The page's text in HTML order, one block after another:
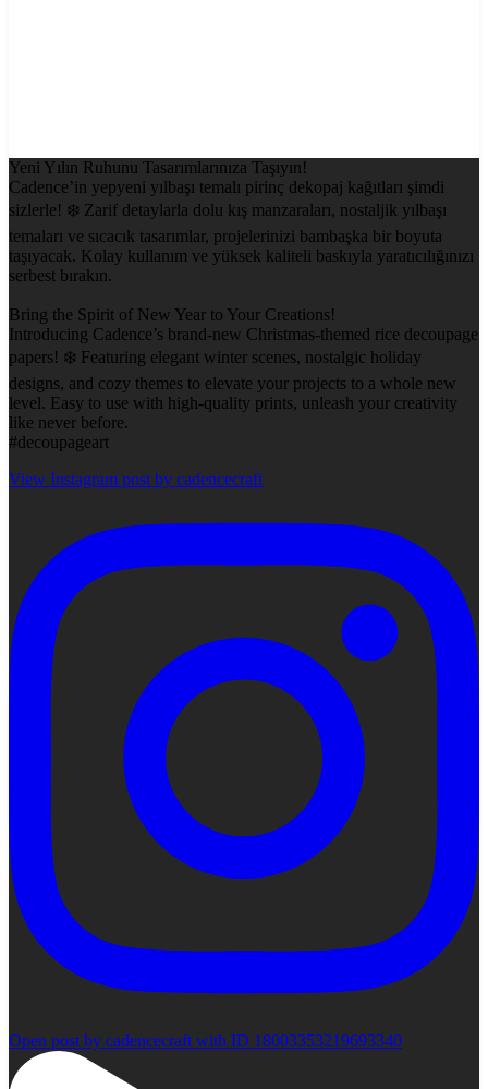
Yeni Yılın Ruhunu Tasarımlarınıza Taşıyın!
Cadence’in yepyeni yılbaşı temalı pirinç dekopaj kağıtları şimdi
sizlerle! ❄️ Zarif detaylarla dolu kış manzaraları, nostaljik yılbaşı
temaları ve sıcacık tasarımlar, projelerinizi bambaşka bir boyuta
taşıyacak. Kolay kullanım ve yüksek kaliteli baskıyla yaratıcılığınızı
serbest bırakın.
Bring the Spirit of New Year to Your Creations!
Introducing Cadence’s brand-new Christmas-themed rice decoupage
papers! ❄️ Featuring elegant winter scenes, nostalgic holiday
designs, and cozy themes to elevate your projects to a whole new
level. Easy to use with high-quality prints, unleash your creativity
like never before.
#decoupageart
View Instagram post by cadencecraft
Open post by cadencecraft with ID 18003353219693340